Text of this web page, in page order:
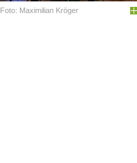
Foto: Maximilian Kröger